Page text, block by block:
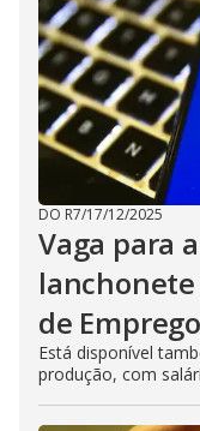
DO R7/17/12/2025
Vaga para
de
Está disponível
produção, com